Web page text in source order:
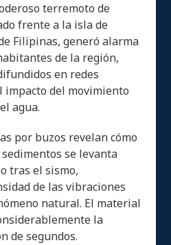
terremoto de
frente a la isla de
Filipinas, generó alarma
de la región,
en redes
impacto del movimiento
agua.
por buzos revelan cómo
se levanta
tras el sismo,
de las vibraciones
natural. El material
la
de segundos.